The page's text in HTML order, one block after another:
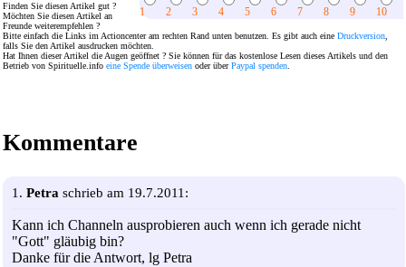
1 2 3 4 5 6 7 8 9 10
Finden Sie diesen Artikel gut ?
Möchten Sie diesen Artikel an
Freunde weiterempfehlen ?
Bitte einfach die Links im Actioncenter am rechten Rand unten benutzen. Es gibt auch eine Druckversion,
falls Sie den Artikel ausdrucken möchten.
Hat Ihnen dieser Artikel die Augen geöffnet ? Sie können für das kostenlose Lesen dieses Artikels und den
Betrieb von Spirituelle.info eine Spende überweisen oder überPaypal spenden.
Kommentare
1. Petra schrieb am 19.7.2011:
Kann ich Channeln ausprobieren auch wenn ich gerade nicht
"Gott" gläubig bin?
Danke für die Antwort, lg Petra